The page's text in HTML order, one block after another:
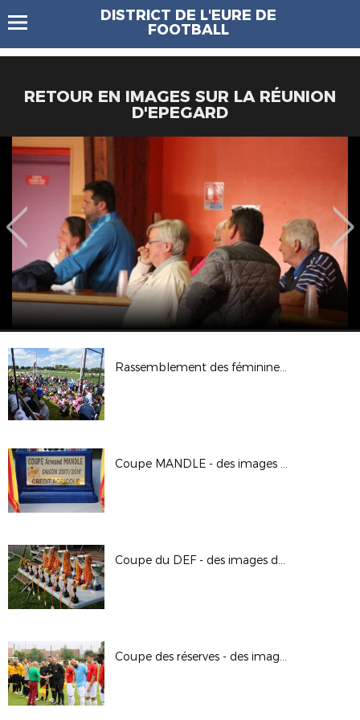
DISTRICT DE L'EURE DE
FOOTBALL
RETOUR EN IMAGES SUR LA RÉUNION
D'EPEGARD
Rassemblement des féminines au Neubourg
Coupe MANDLE - des images de la finale
Coupe du DEF - des images de la journée
Coupe des réserves - des images de la finale